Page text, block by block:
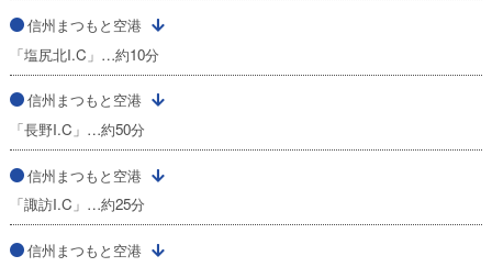
信州まつもと空港
「塩尻北I.C」…約10分
信州まつもと空港
「長野I.C」…約50分
信州まつもと空港
「諏訪I.C」…約25分
信州まつもと空港